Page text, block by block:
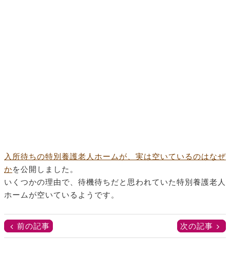
入所待ちの特別養護老人ホームが、実は空いているのはなぜ
かを公開しました。
いくつかの理由で、待機待ちだと思われていた特別養護老人
ホームが空いているようです。
次の記事
前の記事